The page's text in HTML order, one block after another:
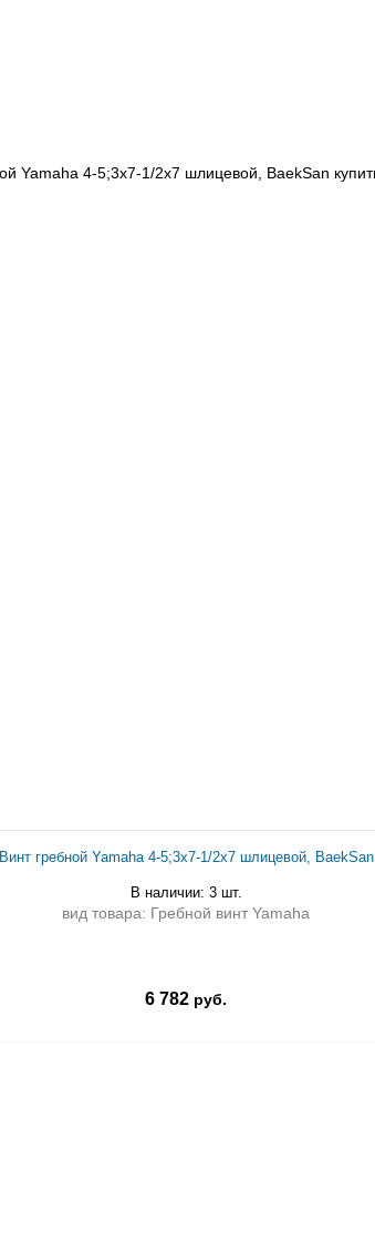
Винт гребной Yamaha 4-5;3x7-1/2x7 шлицевой, BaekSan
В наличии: 3 шт.
вид товара: Гребной винт Yamaha
6 782 руб.